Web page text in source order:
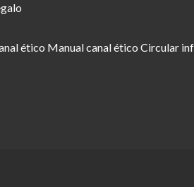
ético Manual canal ético Circular